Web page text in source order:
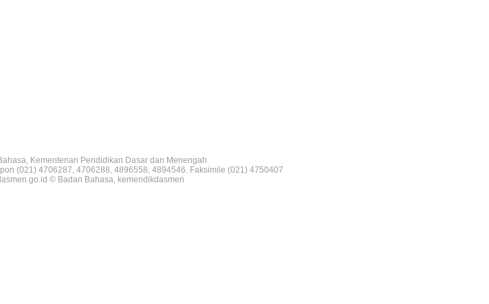
Kementerian Pendidikan Dasar dan Menengah
(021) 4706287, 4706288, 4896558, 4894546. Faksimile (021) 4750407
© Badan Bahasa, kemendikdasmen